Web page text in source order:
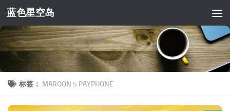
跳至内容
蓝色星空岛
标签： MAROON 5 PAYPHONE